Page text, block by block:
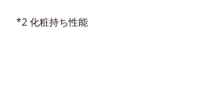
*2 化粧持ち性能